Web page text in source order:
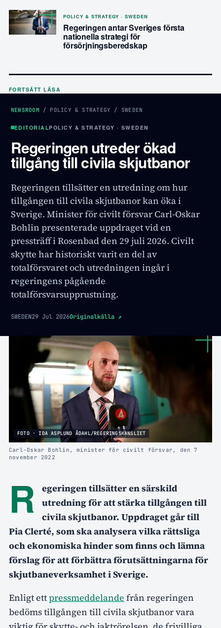
POLICY & STRATEGY · SWEDEN
Regeringen antar Sveriges första
nationella strategi för
försörjningsberedskap
FORTSÄTT LÄSA
NEWSROOM / POLICY & STRATEGY / SWEDEN
EDITORIALPOLICY & STRATEGY · SWEDEN
Regeringen utreder ökad
tillgång till civila skjutbanor
Regeringen tillsätter en utredning om hur
tillgången till civila skjutbanor kan öka i
Sverige. Minister för civilt försvar Carl-Oskar
Bohlin presenterade uppdraget vid en
pressträff i Rosenbad den 29 juli 2026. Civilt
skytte har historiskt varit en del av
totalförsvaret och utredningen ingår i
regeringens pågående
totalförsvarsupprustning.
SWEDEN29 Jul 2026Originalkälla ↗
FOTO · IDA ASPLUND ÅDAHL/REGERINGSKANSLIET
Carl-Oskar Bohlin, minister för civilt försvar, den 7
november 2022
R
egeringen tillsätter en särskild
utredning för att stärka tillgången till
civila skjutbanor. Uppdraget går till
Pia Clerté, som ska analysera vilka rättsliga
och ekonomiska hinder som finns och lämna
förslag för att förbättra förutsättningarna för
skjutbaneverksamhet i Sverige.
Enligt ettpressmeddelande från regeringen
bedöms tillgången till civila skjutbanor vara